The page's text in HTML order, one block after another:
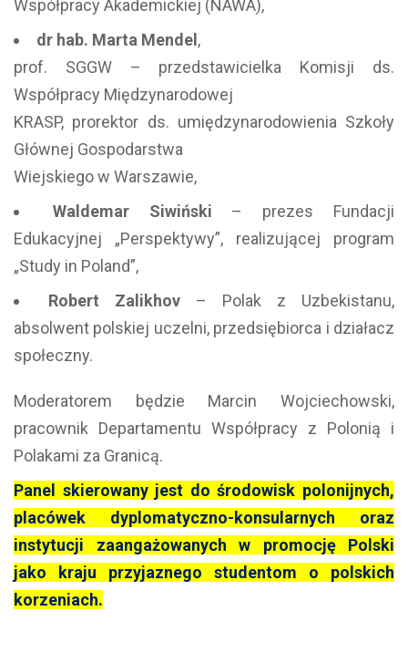
Współpracy Akademickiej (NAWA),
dr hab. Marta Mendel,
prof. SGGW – przedstawicielka Komisji ds.
Współpracy Międzynarodowej
KRASP, prorektor ds. umiędzynarodowienia Szkoły
Głównej Gospodarstwa
Wiejskiego w Warszawie,
Waldemar Siwiński – prezes Fundacji
Edukacyjnej „Perspektywy”, realizującej program
„Study in Poland”,
Robert Zalikhov – Polak z Uzbekistanu,
absolwent polskiej uczelni, przedsiębiorca i działacz
społeczny.
Moderatorem będzie Marcin Wojciechowski,
pracownik Departamentu Współpracy z Polonią i
Polakami za Granicą.
Panel skierowany jest do środowisk polonijnych,
placówek dyplomatyczno-konsularnych oraz
instytucji zaangażowanych w promocję Polski
jako kraju przyjaznego studentom o polskich
korzeniach.